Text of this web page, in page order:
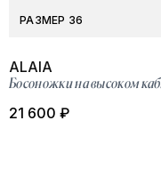
РАЗМЕР 36
ALAIA
Босоножки на высоком
21 600 ₽